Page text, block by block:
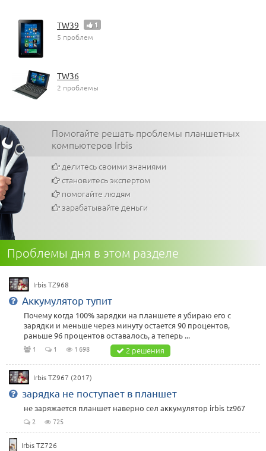
TW39 1
5 проблем
TW36
2 проблемы
Помогайте решать проблемы планшетных
компьютеров Irbis
делитесь своими знаниями
становитесь экспертом
помогайте людям
зарабатывайте деньги
Проблемы дня в этом разделе
Irbis TZ968
Аккумулятор тупит
Почему когда 100% зарядки на планшете я убираю его с
зарядки и меньше через минуту остается 90 процентов,
раньше 96 процентов оставалось, а теперь ...
1 1 1 698 2 решения
Irbis TZ967 (2017)
зарядка не поступает в планшет
не заряжается планшет наверно сел аккумулятор irbis tz967
2 725
Irbis TZ726